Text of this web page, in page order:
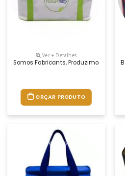
Ver + Detalhes
Somos Fabricants, Produzimos Essa
ORÇAR PRODUTO